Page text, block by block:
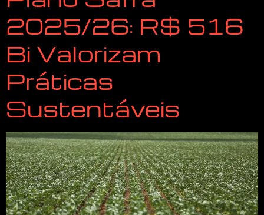
2025/26: R$ 516
Bi Valorizam
Práticas
Sustentáveis